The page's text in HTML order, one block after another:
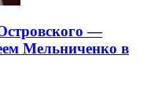
—
Мельниченко в